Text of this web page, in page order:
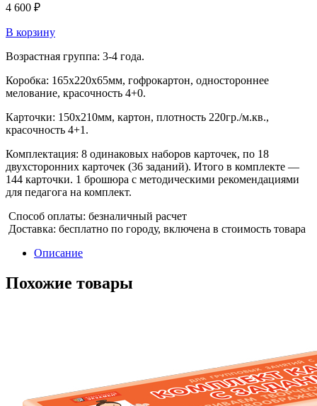
4 600 ₽
В корзину
Возрастная группа: 3-4 года.
Коробка: 165х220х65мм, гофрокартон, одностороннее
мелование, красочность 4+0.
Карточки: 150х210мм, картон, плотность 220гр./м.кв.,
красочность 4+1.
Комплектация: 8 одинаковых наборов карточек, по 18
двухсторонних карточек (36 заданий). Итого в комплекте —
144 карточки. 1 брошюра с методическими рекомендациями
для педагога на комплект.
Способ оплаты: безналичный расчет
Доставка: бесплатно по городу, включена в стоимость товара
Описание
Похожие товары